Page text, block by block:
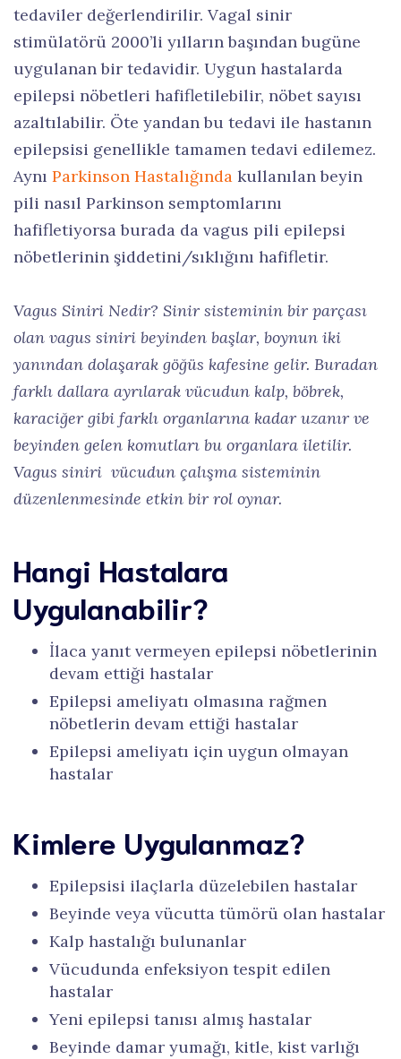
tedaviler değerlendirilir. Vagal sinir
stimülatörü 2000’li yılların başından bugüne
uygulanan bir tedavidir. Uygun hastalarda
epilepsi nöbetleri hafifletilebilir, nöbet sayısı
azaltılabilir. Öte yandan bu tedavi ile hastanın
epilepsisi genellikle tamamen tedavi edilemez.
Aynı Parkinson Hastalığında kullanılan beyin
pili nasıl Parkinson semptomlarını
hafifletiyorsa burada da vagus pili epilepsi
nöbetlerinin şiddetini/sıklığını hafifletir.
Vagus Siniri Nedir? Sinir sisteminin bir parçası
olan vagus siniri beyinden başlar, boynun iki
yanından dolaşarak göğüs kafesine gelir. Buradan
farklı dallara ayrılarak vücudun kalp, böbrek,
karaciğer gibi farklı organlarına kadar uzanır ve
beyinden gelen komutları bu organlara iletilir.
Vagus siniri vücudun çalışma sisteminin
düzenlenmesinde etkin bir rol oynar.
Hangi Hastalara
Uygulanabilir?
İlaca yanıt vermeyen epilepsi nöbetlerinin
devam ettiği hastalar
Epilepsi ameliyatı olmasına rağmen
nöbetlerin devam ettiği hastalar
Epilepsi ameliyatı için uygun olmayan
hastalar
Kimlere Uygulanmaz?
Epilepsisi ilaçlarla düzelebilen hastalar
Beyinde veya vücutta tümörü olan hastalar
Kalp hastalığı bulunanlar
Vücudunda enfeksiyon tespit edilen
hastalar
Yeni epilepsi tanısı almış hastalar
Beyinde damar yumağı, kitle, kist varlığı